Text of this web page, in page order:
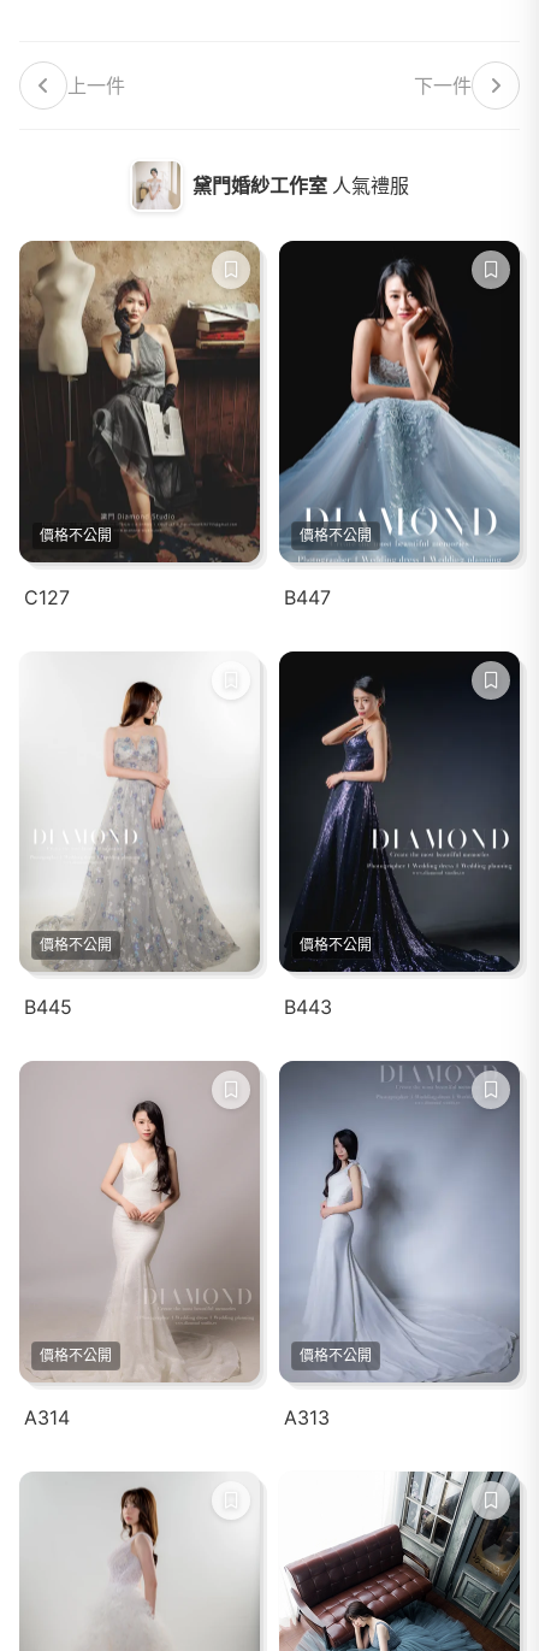
上一件 下一件
黛門婚紗工作室 人氣禮服
價格不公開
C127
價格不公開
B447
價格不公開
B445
價格不公開
B443
價格不公開
A314
價格不公開
A313